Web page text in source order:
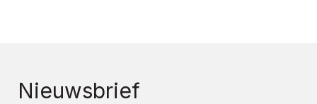
Nieuwsbrief